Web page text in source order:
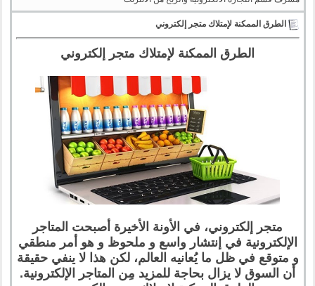
الطرق الممكنة لإمتلاك متجر إلكتروني
الطرق الممكنة لإمتلاك متجر إلكتروني
متجر إلكتروني، في الأونة الأخيرة أصبحت المتاجر
الإلكترونية في إنتشار واسع و ملحوظ و هو أمر منطقي
و متوقع في ظل ما يُعانيه العالم، لكن هذا لا ينفي حقيقة
أن السوق لا يزال بحاجة للمزيد مِن المتاجر الإلكترونية.